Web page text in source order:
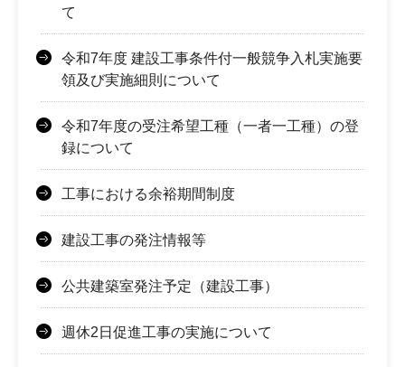
て
令和7年度 建設工事条件付一般競争入札実施要
領及び実施細則について
令和7年度の受注希望工種（一者一工種）の登
録について
工事における余裕期間制度
建設工事の発注情報等
公共建築室発注予定（建設工事）
週休2日促進工事の実施について